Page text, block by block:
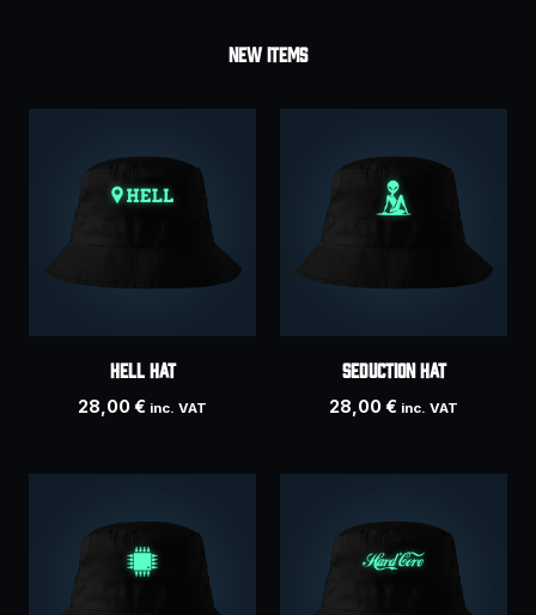
NEW ITEMS
HELL hat
28,00€ inc. VAT
SEDUCTION hat
28,00€ inc. VAT